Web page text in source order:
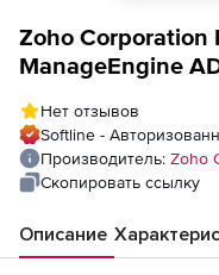
Zoho Corporation
ManageEngine
Controllers
Нет отзывов
Softline -
Производитель: Zoho
Скопировать ссылку
Описание